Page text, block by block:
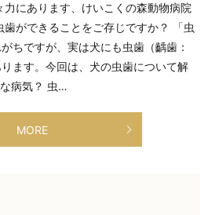
にあります、けいこくの森動物病院
ができることをご存じですか？ 「虫
ちですが、実は犬にも虫歯（齲歯：
ます。今回は、犬の虫歯について解
病気？ 虫…
MORE